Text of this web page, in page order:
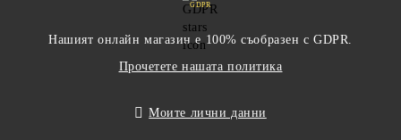
GDPR
Нашият онлайн магазин е 100% съобразен с GDPR.
Прочетете нашата политика
Моите лични данни